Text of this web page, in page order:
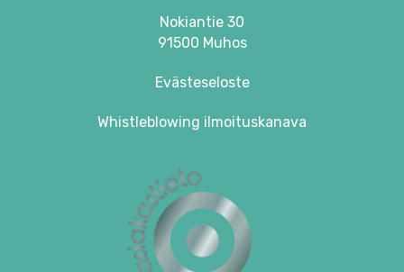
Nokiantie 30
91500 Muhos
Evästeseloste
Whistleblowing ilmoituskanava